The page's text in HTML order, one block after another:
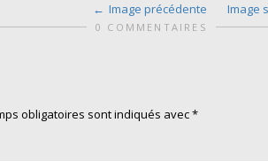
Image précédente Image
0 COMMENTAIRES
obligatoires sont indiqués avec*